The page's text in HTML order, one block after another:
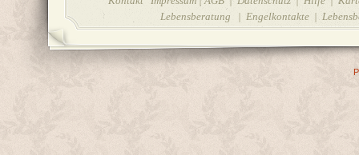
Lebensberatung | Engelkontakte |